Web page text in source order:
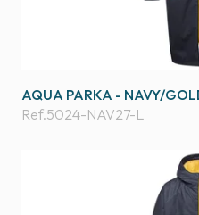
AQUA PARKA - NAVY/
Ref.5024-NAV27-L